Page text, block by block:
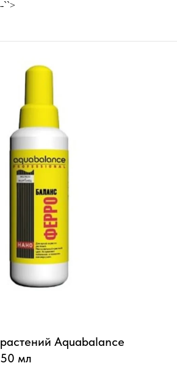
``>
Aquabalance
мл